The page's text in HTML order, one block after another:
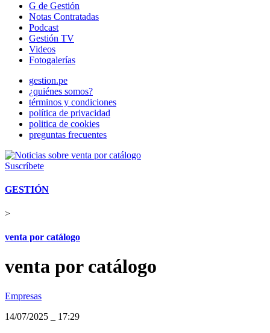
G de Gestión
Notas Contratadas
Podcast
Gestión TV
Videos
Fotogalerías
gestion.pe
¿quiénes somos?
términos y condiciones
política de privacidad
politica de cookies
preguntas frecuentes
Suscríbete
GESTIÓN
>
venta por catálogo
venta por catálogo
Empresas
14/07/2025
17:29